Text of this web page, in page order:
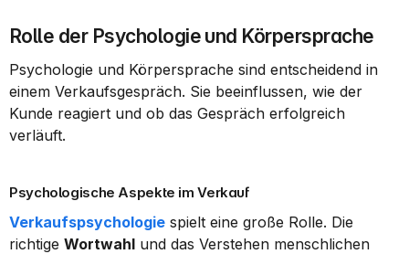
Rolle der Psychologie und Körpersprache
Psychologie und Körpersprache sind entscheidend in
einem Verkaufsgespräch. Sie beeinflussen, wie der
Kunde reagiert und ob das Gespräch erfolgreich
verläuft.
Psychologische Aspekte im Verkauf
Verkaufspsychologie spielt eine große Rolle. Die
richtige Wortwahl und das Verstehen menschlichen